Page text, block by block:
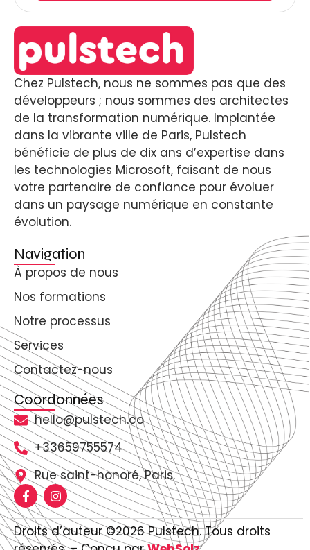
Droits d’auteur ©2026 Pulstech. Tous droits
Chez Pulstech, nous ne sommes pas que des
développeurs ; nous sommes des architectes
de la transformation numérique. Implantée
dans la vibrante ville de Paris, Pulstech
bénéficie de plus de dix ans d’expertise dans
les technologies Microsoft, faisant de nous
votre partenaire de confiance pour évoluer
dans un paysage numérique en constante
évolution.
Navigation
À propos de nous
Nos formations
Notre processus
Services
Contactez-nous
Coordonnées
hello@pulstech.co
+33659755574
Rue saint-honoré, Paris.